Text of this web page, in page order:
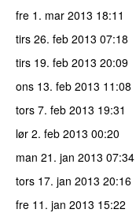
fre 1. mar 2013 18:11
tirs 26. feb 2013 07:18
tirs 19. feb 2013 20:09
ons 13. feb 2013 11:08
tors 7. feb 2013 19:31
lør 2. feb 2013 00:20
man 21. jan 2013 07:34
tors 17. jan 2013 20:16
fre 11. jan 2013 15:22